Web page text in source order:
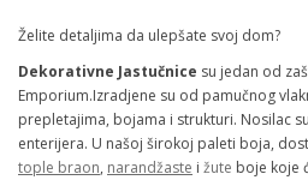
Želite detaljima da ulepšate svoj dom?
Dekorativne Jastučnice su jedan od
Emporium.Izradjene su od pamučnog
prepletajima, bojama i strukturi. Nosilac
enterijera. U našoj širokoj paleti boja,
tople braon, narandžaste i žute boje koje